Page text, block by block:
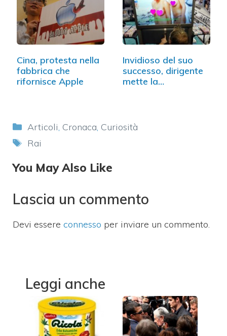
Cina, protesta nella
fabbrica che
rifornisce Apple
Invidioso del suo
successo, dirigente
mette la…
Categorie
Articoli, Cronaca, Curiosità
Tag
Rai
You May Also Like
Lascia un commento
Devi essere connesso per inviare un commento.
Leggi anche